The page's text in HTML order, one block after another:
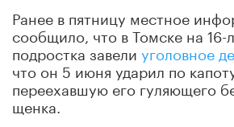
Ранее в пятницу местное
сообщило, что в Томске на 16-
подростка завели уголовное
что он 5 июня ударил по
переехавшую его гуляющего
щенка.